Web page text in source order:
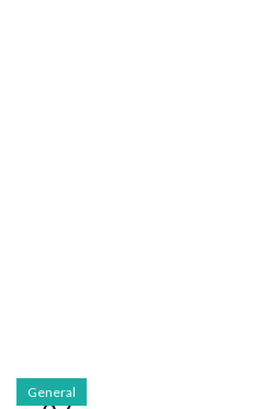
General